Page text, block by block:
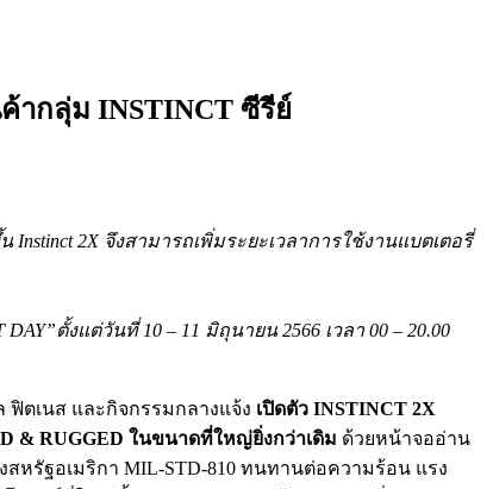
ากลุ่ม INSTINCT ซีรีย์
Instinct 2X จึงสามารถเพิ่มระยะเวลาการใช้งานแบตเตอรี่
DAY”ตั้งแต่วันที่ 10 – 11 มิถุนายน 2566 เวลา 00 – 20.00
ตเนส และกิจกรรมกลางแจ้ง เปิดตัว INSTINCT 2X
& RUGGED ในขนาดที่ใหญ่ยิ่งกว่าเดิม ด้วยหน้าจออ่าน
สหรัฐอเมริกา MIL-STD-810 ทนทานต่อความร้อน แรง